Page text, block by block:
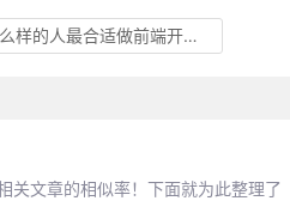
人最合适做前端开发呢？
关文章的相似率！下面就为此整理了